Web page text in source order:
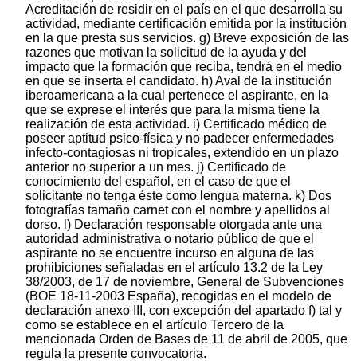
Acreditación de residir en el país en el que desarrolla su
actividad, mediante certificación emitida por la institución
en la que presta sus servicios. g) Breve exposición de las
razones que motivan la solicitud de la ayuda y del
impacto que la formación que reciba, tendrá en el medio
en que se inserta el candidato. h) Aval de la institución
iberoamericana a la cual pertenece el aspirante, en la
que se exprese el interés que para la misma tiene la
realización de esta actividad. i) Certificado médico de
poseer aptitud psico-física y no padecer enfermedades
infecto-contagiosas ni tropicales, extendido en un plazo
anterior no superior a un mes. j) Certificado de
conocimiento del español, en el caso de que el
solicitante no tenga éste como lengua materna. k) Dos
fotografías tamaño carnet con el nombre y apellidos al
dorso. l) Declaración responsable otorgada ante una
autoridad administrativa o notario público de que el
aspirante no se encuentre incurso en alguna de las
prohibiciones señaladas en el artículo 13.2 de la Ley
38/2003, de 17 de noviembre, General de Subvenciones
(BOE 18-11-2003 España), recogidas en el modelo de
declaración anexo III, con excepción del apartado f) tal y
como se establece en el artículo Tercero de la
mencionada Orden de Bases de 11 de abril de 2005, que
regula la presente convocatoria.